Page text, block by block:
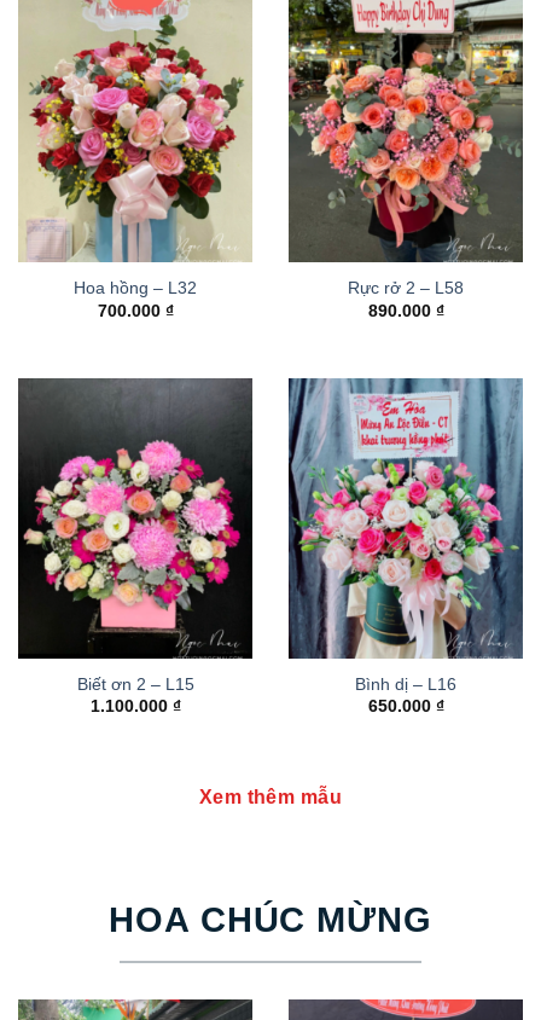
Hoa hồng – L32
700.000 ₫
Rực rở 2 – L58
890.000 ₫
Biết ơn 2 – L15
1.100.000 ₫
Bình dị – L16
650.000 ₫
Xem thêm mẫu
HOA CHÚC MỪNG